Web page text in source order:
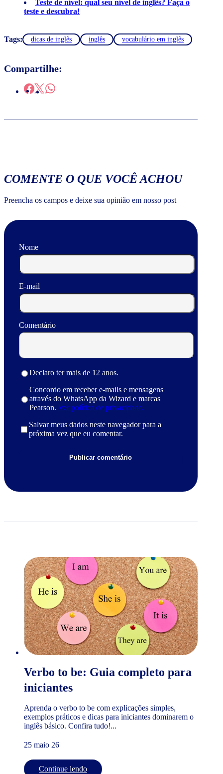
Teste de nível: qual seu nível de inglês? Faça o
teste e descubra!
Tags: dicas de inglês inglês vocabulário em inglês
Compartilhe:
COMENTE O QUE VOCÊ ACHOU
Preencha os campos e deixe sua opinião em nosso post
Nome
E-mail
Comentário
Declaro ter mais de 12 anos.
Concordo em receber e-mails e mensagens
através do WhatsApp da Wizard e marcas
Pearson. Ver política de privacidade.
Salvar meus dados neste navegador para a
próxima vez que eu comentar.
Verbo to be: Guia completo para
iniciantes
Aprenda o verbo to be com explicações simples,
exemplos práticos e dicas para iniciantes dominarem o
inglês básico. Confira tudo!...
25 maio 26
Continue lendo